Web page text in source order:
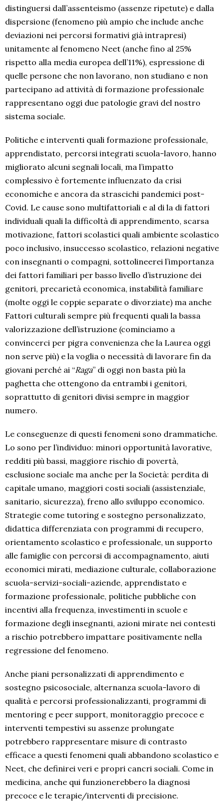
distinguersi dall’assenteismo (assenze ripetute) e dalla
dispersione (fenomeno più ampio che include anche
deviazioni nei percorsi formativi già intrapresi)
unitamente al fenomeno Neet (anche fino al 25%
rispetto alla media europea dell’11%), espressione di
quelle persone che non lavorano, non studiano e non
partecipano ad attività di formazione professionale
rappresentano oggi due patologie gravi del nostro
sistema sociale.
Politiche e interventi quali formazione professionale,
apprendistato, percorsi integrati scuola-lavoro, hanno
migliorato alcuni segnali locali, ma l’impatto
complessivo è fortemente influenzato da crisi
economiche e ancora da strascichi pandemici post-
Covid. Le cause sono multifattoriali e al di la di fattori
individuali quali la difficoltà di apprendimento, scarsa
motivazione, fattori scolastici quali ambiente scolastico
poco inclusivo, insuccesso scolastico, relazioni negative
con insegnanti o compagni, sottolineerei l’importanza
dei fattori familiari per basso livello d’istruzione dei
genitori, precarietà economica, instabilità familiare
(molte oggi le coppie separate o divorziate) ma anche
Fattori culturali sempre più frequenti quali la bassa
valorizzazione dell’istruzione (cominciamo a
convincerci per pigra convenienza che la Laurea oggi
non serve più) e la voglia o necessità di lavorare fin da
giovani perché ai “Raga” di oggi non basta più la
paghetta che ottengono da entrambi i genitori,
soprattutto di genitori divisi sempre in maggior
numero.
Le conseguenze di questi fenomeni sono drammatiche.
Lo sono per l’individuo: minori opportunità lavorative,
redditi più bassi, maggiore rischio di povertà,
esclusione sociale ma anche per la Società: perdita di
capitale umano, maggiori costi sociali (assistenziale,
sanitario, sicurezza), freno allo sviluppo economico.
Strategie come tutoring e sostegno personalizzato,
didattica differenziata con programmi di recupero,
orientamento scolastico e professionale, un supporto
alle famiglie con percorsi di accompagnamento, aiuti
economici mirati, mediazione culturale, collaborazione
scuola-servizi-sociali-aziende, apprendistato e
formazione professionale, politiche pubbliche con
incentivi alla frequenza, investimenti in scuole e
formazione degli insegnanti, azioni mirate nei contesti
a rischio potrebbero impattare positivamente nella
regressione del fenomeno.
Anche piani personalizzati di apprendimento e
sostegno psicosociale, alternanza scuola-lavoro di
qualità e percorsi professionalizzanti, programmi di
mentoring e peer support, monitoraggio precoce e
interventi tempestivi su assenze prolungate
potrebbero rappresentare misure di contrasto
efficace a questi fenomeni quali abbandono scolastico e
Neet, che definirei veri e propri cancri sociali. Come in
medicina, anche qui funzionerebbero la diagnosi
precoce e le terapie/interventi di precisione.